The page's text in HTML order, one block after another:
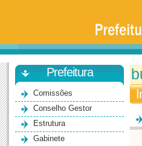
Universidade
São
Paulo
-
BauruPrefeitura
Comissões
Conselho Gestor
Estrutura
Gabinete